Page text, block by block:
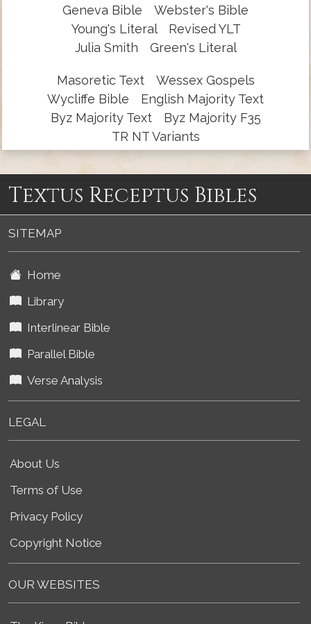
Geneva Bible
Webster's Bible
Young's Literal
Revised YLT
Julia Smith
Green's Literal
Masoretic Text
Wessex Gospels
Wycliffe Bible
English Majority Text
Byz Majority Text
Byz Majority F35
TR NT Variants
Textus Receptus Bibles
SITEMAP
Home
Library
Interlinear Bible
Parallel Bible
Verse Analysis
LEGAL
About Us
Terms of Use
Privacy Policy
Copyright Notice
OUR WEBSITES